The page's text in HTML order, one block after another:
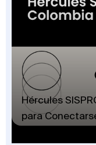
Hércules
para